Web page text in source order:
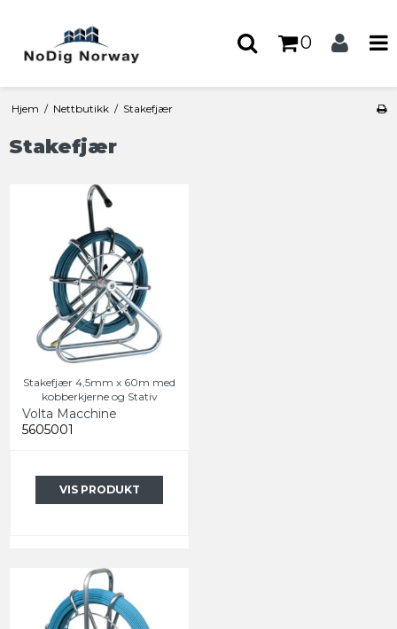
0
Hjem / Nettbutikk / Stakefjær
Stakefjær
Stakefjær 4,5mm x 60m med
kobberkjerne og Stativ
Volta Macchine
5605001
VIS PRODUKT